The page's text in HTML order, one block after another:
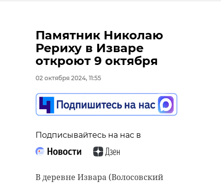
Памятник Николаю
Рериху в Изваре
откроют 9 октября
02 октября 2024, 11:55
Подписывайтесь на нас в
В деревне Извара (Волосовский